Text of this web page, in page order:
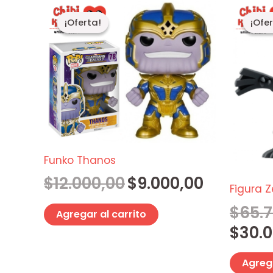
¡Oferta!
¡Oferta!
Funko Thanos
$12.000,00
precio
original
era:
$12.000,00.
$9.000,00
precio
actual
es:
$9.000,00.
Agregar al carrito
Figura
$
$